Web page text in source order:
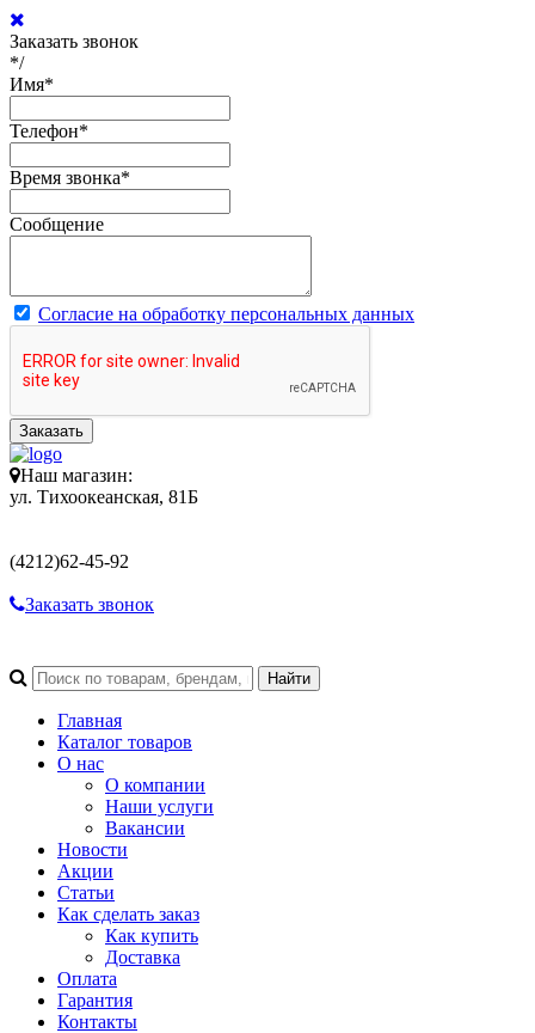
Заказать звонок
*/
Имя*
Телефон*
Время звонка*
Сообщение
Согласие на обработку персональных данных
Заказать
Наш магазин:
ул. Тихоокеанская, 81Б
(4212)62-45-92
Заказать звонок
Главная
Каталог товаров
О нас
О компании
Наши услуги
Вакансии
Новости
Акции
Статьи
Как сделать заказ
Как купить
Доставка
Оплата
Гарантия
Контакты